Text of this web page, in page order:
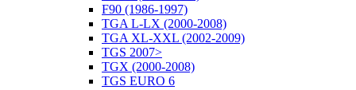
F90 (1986-1997)
TGA L-LX (2000-2008)
TGA XL-XXL (2002-2009)
TGS 2007>
TGX (2000-2008)
TGS EURO 6